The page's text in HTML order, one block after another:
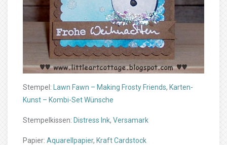
Stempel: Lawn Fawn – Making Frosty Friends, Karten-
Kunst – Kombi-Set Wünsche
Stempelkissen: Distress Ink, Versamark
Papier: Aquarellpapier, Kraft Cardstock